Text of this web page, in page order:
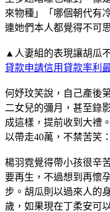
來物種」「哪個朝代有
連她們本人都覺得不可
▲人妻組的表現讓胡瓜
貸款申請信用貸款率利
何妤玟笑說，自己產後
二女兒的彌月，甚至錄
成這樣，提前收到大禮
以帶走40萬，不禁苦笑
楊羽霓覺得帶小孩很辛
要再生，不過想到再懷
步。胡瓜則以過來人的
歲，如果現在丁柔安可